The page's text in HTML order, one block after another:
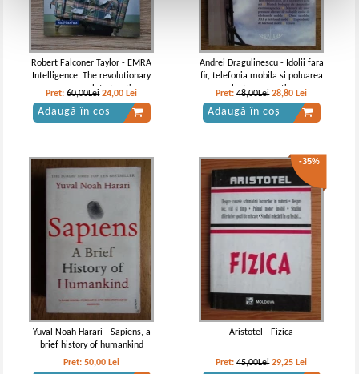
Robert Falconer Taylor - EMRA
Intelligence. The revolutionary
new approach to treating
behaviour problems in dogs
Pret:60,00Lei 24,00 Lei
Adaugă în coș
Andrei Dragulinescu - Idolii fara
fir, telefonia mobila si poluarea
electromagnetica
Pret:48,00Lei 28,80 Lei
Adaugă în coș
Yuval Noah Harari - Sapiens, a
brief history of humankind
Pret:50,00 Lei
-35%
Aristotel - Fizica
Pret:45,00Lei 29,25 Lei